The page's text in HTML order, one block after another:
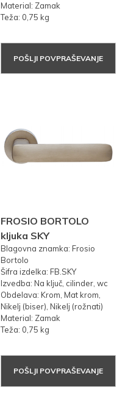
Material: Zamak
Teža: 0,75 kg
POŠLJI POVPRAŠEVANJE
FROSIO BORTOLO
kljuka SKY
Blagovna znamka: Frosio
Bortolo
Šifra izdelka: FB.SKY
Izvedba: Na ključ, cilinder, wc
Obdelava: Krom, Mat krom,
Nikelj (biser), Nikelj (rožnati)
Material: Zamak
Teža: 0,75 kg
POŠLJI POVPRAŠEVANJE